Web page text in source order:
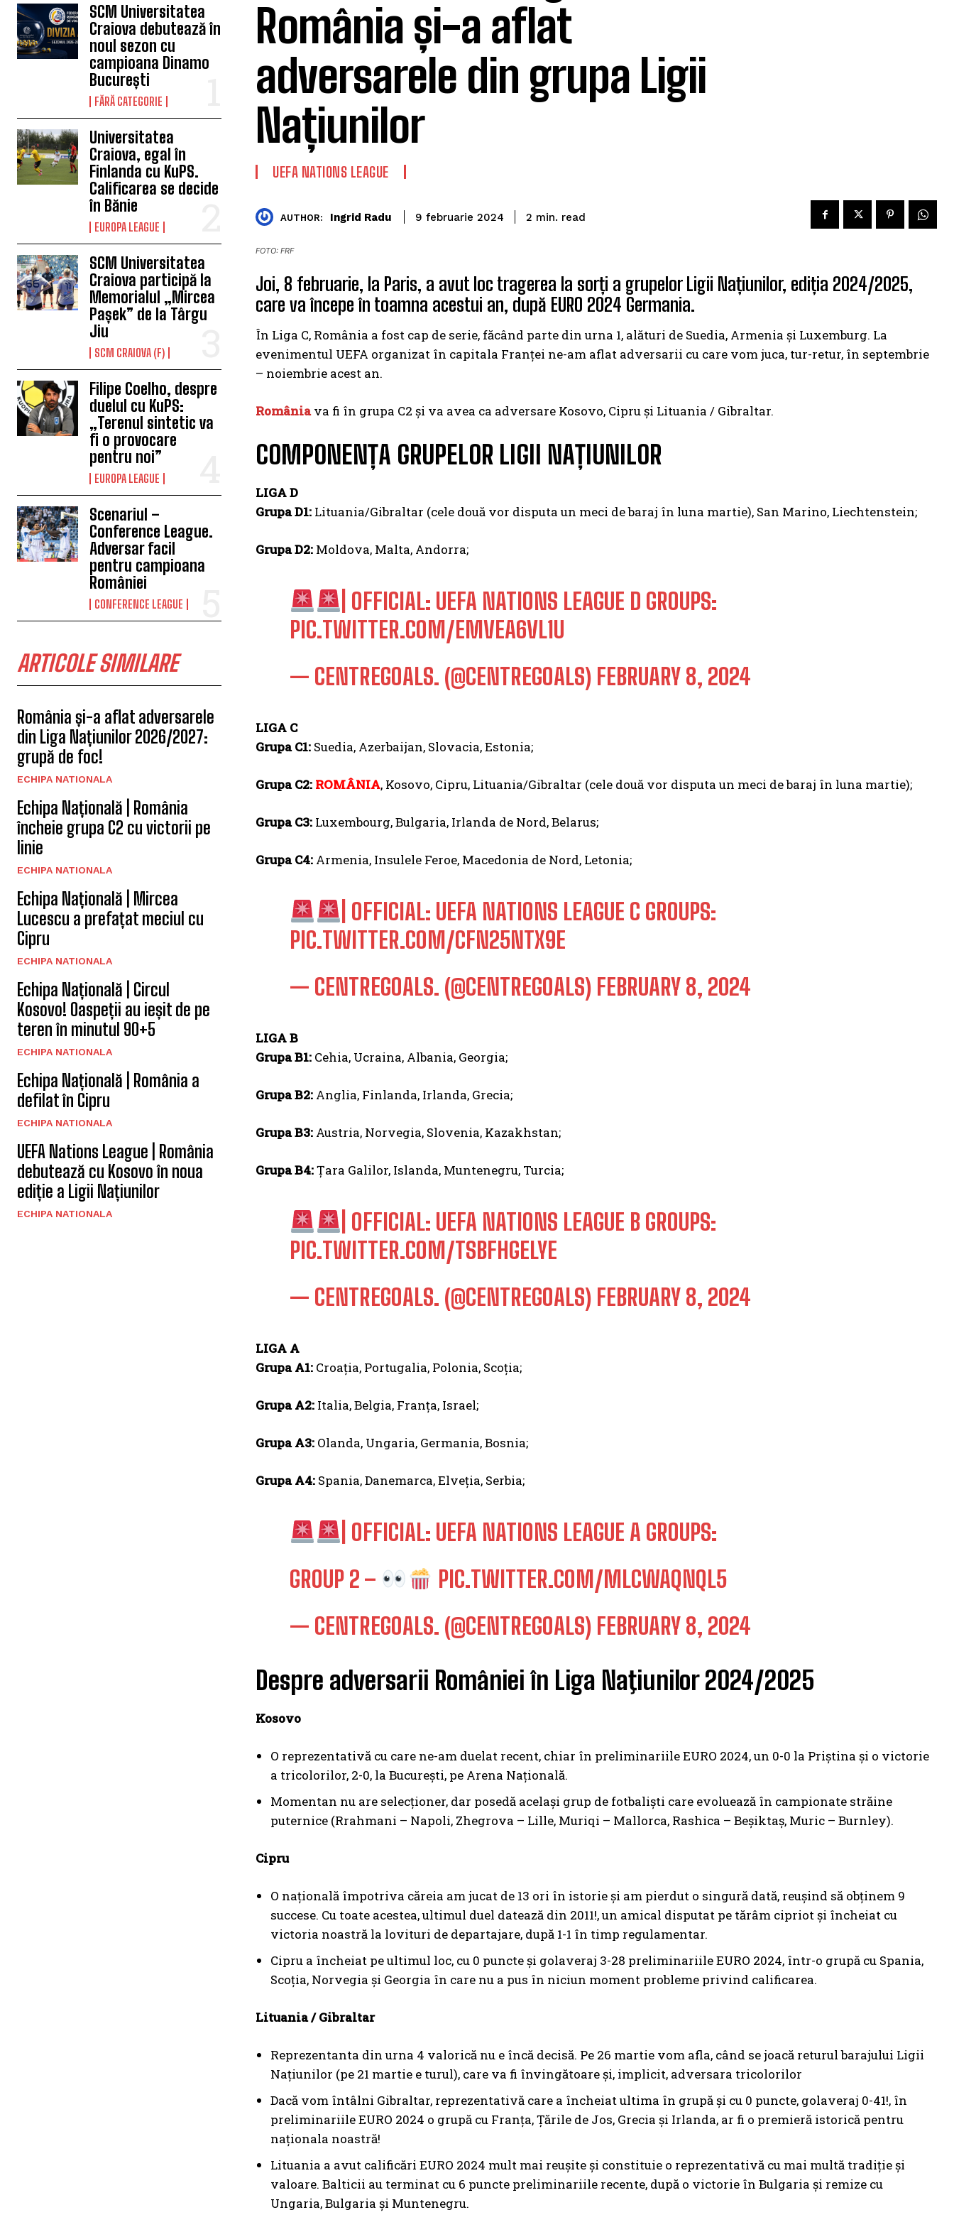
SCM Universitatea
Craiova debutează în
noul sezon cu
campioana Dinamo
București
FĂRĂ CATEGORIE
Universitatea
Craiova, egal în
Finlanda cu KuPS.
Calificarea se decide
în Bănie
EUROPA LEAGUE
SCM Universitatea
Craiova participă la
Memorialul „Mircea
Pașek” de la Târgu
Jiu
SCM CRAIOVA (F)
Filipe Coelho, despre
duelul cu KuPS:
„Terenul sintetic va
fi o provocare
pentru noi”
EUROPA LEAGUE
Scenariul –
Conference League.
Adversar facil
pentru campioana
României
CONFERENCE LEAGUE
ARTICOLE SIMILARE
România și-a aflat adversarele
din Liga Națiunilor 2026/2027:
grupă de foc!
ECHIPA NATIONALA
Echipa Națională | România
încheie grupa C2 cu victorii pe
linie
ECHIPA NATIONALA
Echipa Națională | Mircea
Lucescu a prefațat meciul cu
Cipru
ECHIPA NATIONALA
Echipa Națională | Circul
Kosovo! Oaspeții au ieșit de pe
teren în minutul 90+5
ECHIPA NATIONALA
Echipa Națională | România a
defilat în Cipru
ECHIPA NATIONALA
UEFA Nations League | România
debutează cu Kosovo în noua
ediție a Ligii Națiunilor
ECHIPA NATIONALA
România și-a aflat
adversarele din grupa Ligii
Națiunilor
UEFA NATIONS LEAGUE
AUTHOR: Ingrid Radu 9 februarie 2024 2 min. read
FOTO: FRF
Joi, 8 februarie, la Paris, a avut loc tragerea la sorți a grupelor Ligii Națiunilor, ediția 2024/2025,
care va începe în toamna acestui an, după EURO 2024 Germania.
În Liga C, România a fost cap de serie, făcând parte din urna 1, alături de Suedia, Armenia și Luxemburg. La
evenimentul UEFA organizat în capitala Franței ne-am aflat adversarii cu care vom juca, tur-retur, în septembrie
– noiembrie acest an.
Româniava fi în grupa C2 și va avea ca adversare Kosovo, Cipru și Lituania / Gibraltar.
COMPONENȚA GRUPELOR LIGII NAȚIUNILOR
LIGA D
Grupa D1: Lituania/Gibraltar (cele două vor disputa un meci de baraj în luna martie), San Marino, Liechtenstein;
Grupa D2: Moldova, Malta, Andorra;
| OFFICIAL: UEFA NATIONS LEAGUE D GROUPS:
PIC.TWITTER.COM/EMVEA6VL1U
— CENTREGOALS. (@CENTREGOALS) FEBRUARY 8, 2024
LIGA C
Grupa C1: Suedia, Azerbaijan, Slovacia, Estonia;
Grupa C2: ROMÂNIA, Kosovo, Cipru, Lituania/Gibraltar (cele două vor disputa un meci de baraj în luna martie);
Grupa C3: Luxembourg, Bulgaria, Irlanda de Nord, Belarus;
Grupa C4: Armenia, Insulele Feroe, Macedonia de Nord, Letonia;
| OFFICIAL: UEFA NATIONS LEAGUE C GROUPS:
PIC.TWITTER.COM/CFN25NTX9E
— CENTREGOALS. (@CENTREGOALS) FEBRUARY 8, 2024
LIGA B
Grupa B1: Cehia, Ucraina, Albania, Georgia;
Grupa B2: Anglia, Finlanda, Irlanda, Grecia;
Grupa B3: Austria, Norvegia, Slovenia, Kazakhstan;
Grupa B4:Țara Galilor, Islanda, Muntenegru, Turcia;
| OFFICIAL: UEFA NATIONS LEAGUE B GROUPS:
PIC.TWITTER.COM/TSBFHGELYE
— CENTREGOALS. (@CENTREGOALS) FEBRUARY 8, 2024
LIGA A
Grupa A1: Croația, Portugalia, Polonia, Scoția;
Grupa A2: Italia, Belgia, Franța, Israel;
Grupa A3: Olanda, Ungaria, Germania, Bosnia;
Grupa A4: Spania, Danemarca, Elveția, Serbia;
| OFFICIAL: UEFA NATIONS LEAGUE A GROUPS:
GROUP 2 –
PIC.TWITTER.COM/MLCWAQNQL5
— CENTREGOALS. (@CENTREGOALS) FEBRUARY 8, 2024
Despre adversarii României în Liga Naţiunilor 2024/2025
Kosovo
O reprezentativă cu care ne-am duelat recent, chiar în preliminariile EURO 2024, un 0-0 la Priștina și o victorie
a tricolorilor, 2-0, la București, pe Arena Națională.
Momentan nu are selecționer, dar posedă același grup de fotbaliști care evoluează în campionate străine
puternice (Rrahmani – Napoli, Zhegrova – Lille, Muriqi – Mallorca, Rashica – Beșiktaș, Muric – Burnley).
Cipru
O națională împotriva căreia am jucat de 13 ori în istorie și am pierdut o singură dată, reușind să obținem 9
succese. Cu toate acestea, ultimul duel datează din 2011!, un amical disputat pe tărâm cipriot și încheiat cu
victoria noastră la lovituri de departajare, după 1-1 în timp regulamentar.
Cipru a încheiat pe ultimul loc, cu 0 puncte și golaveraj 3-28 preliminariile EURO 2024, într-o grupă cu Spania,
Scoția, Norvegia și Georgia în care nu a pus în niciun moment probleme privind calificarea.
Lituania / Gibraltar
Reprezentanta din urna 4 valorică nu e încă decisă. Pe 26 martie vom afla, când se joacă returul barajului Ligii
Națiunilor (pe 21 martie e turul), care va fi învingătoare și, implicit, adversara tricolorilor
Dacă vom întâlni Gibraltar, reprezentativă care a încheiat ultima în grupă și cu 0 puncte, golaveraj 0-41!, în
preliminariile EURO 2024 o grupă cu Franța, Țările de Jos, Grecia și Irlanda, ar fi o premieră istorică pentru
naționala noastră!
Lituania a avut calificări EURO 2024 mult mai reușite și constituie o reprezentativă cu mai multă tradiție și
valoare. Balticii au terminat cu 6 puncte preliminariile recente, după o victorie în Bulgaria și remize cu
Ungaria, Bulgaria și Muntenegru.